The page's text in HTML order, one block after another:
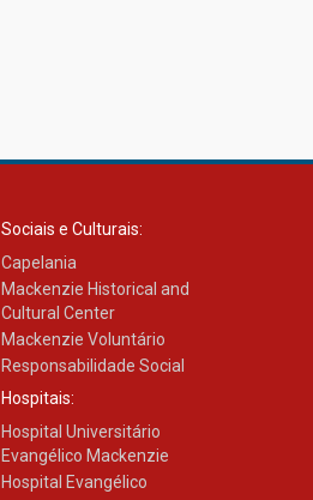
Sociais e Culturais:
Capelania
Mackenzie Historical and
Cultural Center
Mackenzie Voluntário
Responsabilidade Social
Hospitais:
Hospital Universitário
Evangélico Mackenzie
Hospital Evangélico